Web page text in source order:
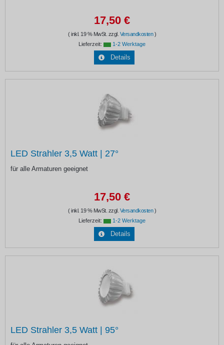
17,50 €
( inkl. 19 % MwSt. zzgl. Versandkosten)
Lieferzeit:
1-2 Werktage
Details
LED Strahler 3,5 Watt | 27°
für alle Armaturen geeignet
17,50 €
( inkl. 19 % MwSt. zzgl. Versandkosten)
Lieferzeit:
1-2 Werktage
Details
LED Strahler 3,5 Watt | 95°